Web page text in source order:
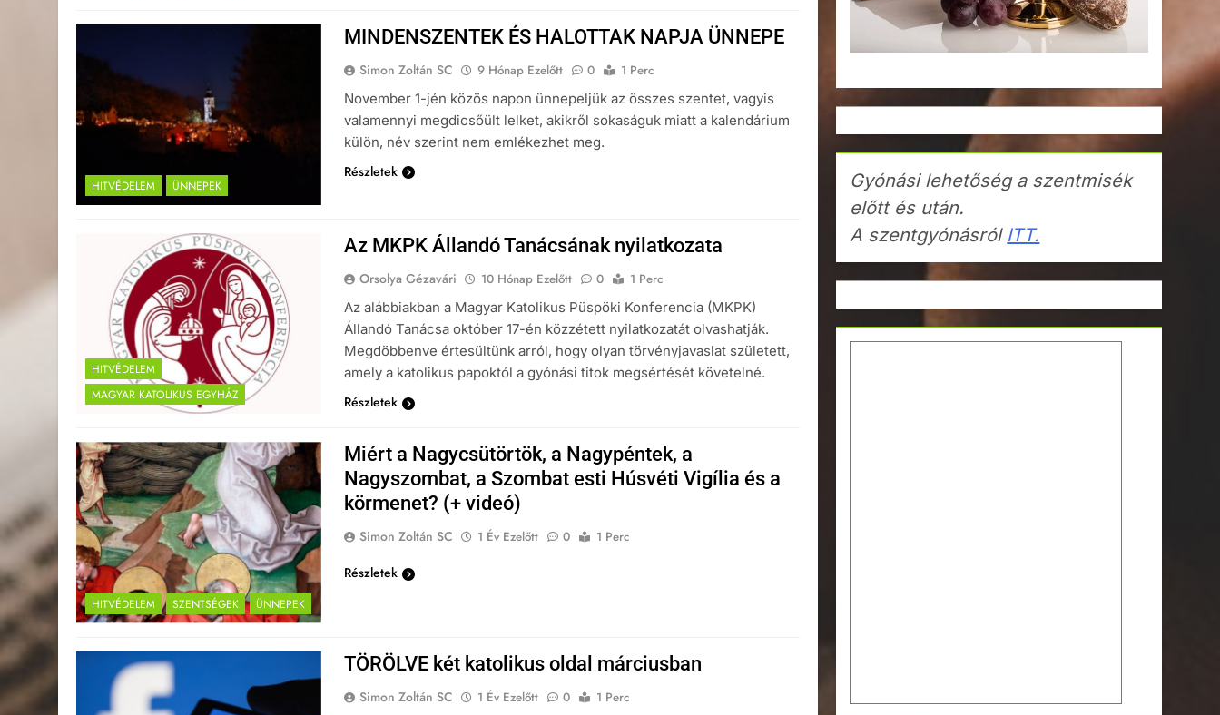
HITVÉDELEM ÜNNEPEK
MINDENSZENTEK ÉS HALOTTAK NAPJA ÜNNEPE
Simon Zoltán SC 9 Hónap Ezelőtt 0
1 Perc
November 1-jén közös napon ünnepeljük az összes szentet, vagyis
valamennyi megdicsőült lelket, akikről sokaságuk miatt a kalendárium
külön, név szerint nem emlékezhet meg.
Részletek
HITVÉDELEM
MAGYAR KATOLIKUS EGYHÁZ
Az MKPK Állandó Tanácsának nyilatkozata
Orsolya Gézavári 10 Hónap Ezelőtt 0
1 Perc
Az alábbiakban a Magyar Katolikus Püspöki Konferencia (MKPK)
Állandó Tanácsa október 17-én közzétett nyilatkozatát olvashatják.
Megdöbbenve értesültünk arról, hogy olyan törvényjavaslat született,
amely a katolikus papoktól a gyónási titok megsértését követelné.
Részletek
HITVÉDELEM SZENTSÉGEK ÜNNEPEK
Miért a Nagycsütörtök, a Nagypéntek, a
Nagyszombat, a Szombat esti Húsvéti Vigília és a
körmenet? (+ videó)
Simon Zoltán SC 1 Év Ezelőtt 0 1 Perc
Részletek
TÖRÖLVE két katolikus oldal márciusban
Simon Zoltán SC 1 Év Ezelőtt 0
1 Perc
Gyónási lehetőség a szentmisék
előtt és után.
A szentgyónásról ITT.